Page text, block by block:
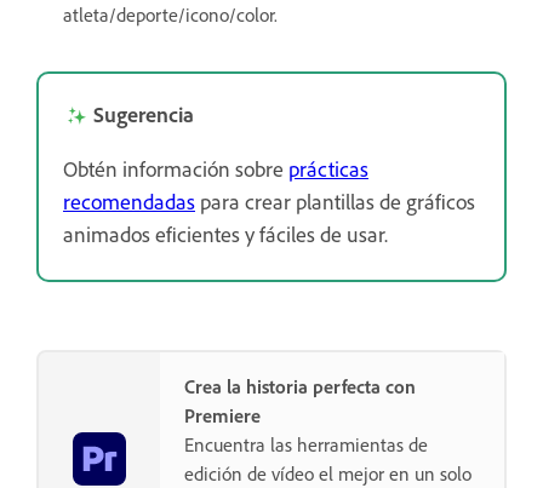
atleta/deporte/icono/color.
Sugerencia
Obtén información sobre prácticas
recomendadas para crear plantillas de gráficos
animados eficientes y fáciles de usar.
Crea la historia perfecta con
Premiere
Encuentra las herramientas de
edición de vídeo el mejor en un solo